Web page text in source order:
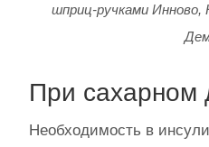
шприц-ручками Инново,
При сахарном
Необходимость в